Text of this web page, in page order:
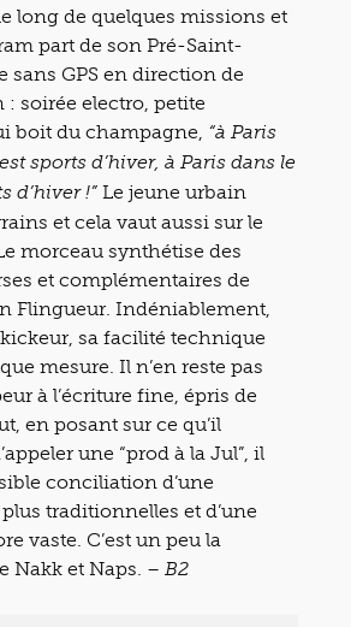
long de quelques missions et
part de son Pré-Saint-
sans GPS en direction de
: soirée electro, petite
boit du champagne,
“à Paris
sports d’hiver, à Paris dans le
d’hiver !” Le jeune urbain
et cela vaut aussi sur le
morceau synthétise des
et complémentaires de
Flingueur. Indéniablement,
sa facilité technique
mesure. Il n’en reste pas
à l’écriture fine, épris de
en posant sur ce qu’il
une “prod à la Jul”, il
conciliation d’une
traditionnelles et d’une
vaste. C’est un peu la
Nakk et Naps.
– B2